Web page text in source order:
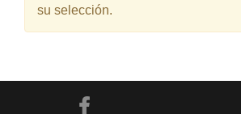
su selección.